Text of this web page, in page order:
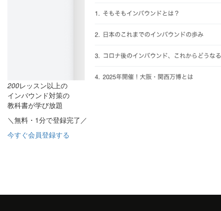
200レッスン以上の
インバウンド対策の
教科書が学び放題
＼無料・1分で登録完了／
今すぐ会員登録する